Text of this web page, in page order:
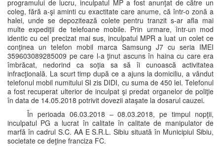
programului de lucru, inculpatul MP a fost anunţat de către un
coleg, fără a-şi aminti cu exactitate care anume, că într-o zonă a
halei, unde se depozitează colete pentru tranzit s-ar afla mai
multe expediţii de telefoane mobile. Prin urmare, într-un mod
identic cu cel precizat mai sus, inculpatul MPR a luat un colet ce
conţinea un telefon mobil marca Samsung J7 cu seria IMEI
359603089285009 pe care l-a ţinut ascuns în haina cu care era
îmbrăcat, nedorind ca soţia sa să îi cunoască activitatea
infracţională. La scurt timp după ce a ajuns la domiciliu, a vândut
telefonul mobil numitului SI zis DIDI, cu suma de 450 lei. Telefonul
a fost recuperat ulterior de inculpat şi predat organelor de poliţie
în data de 14.05.2018 potrivit dovezii ataşate la dosarul cauzei.
În perioada 06.03.2018 – 08.03.2018, pe timpul nopţii,
inculpatul PG a lucrat în calitate în calitate de manipulator de
marfă în cadrul S.C. AA E S.R.L. Sibiu situată în Municipiul Sibiu,
societate ce deţine franciza FC.